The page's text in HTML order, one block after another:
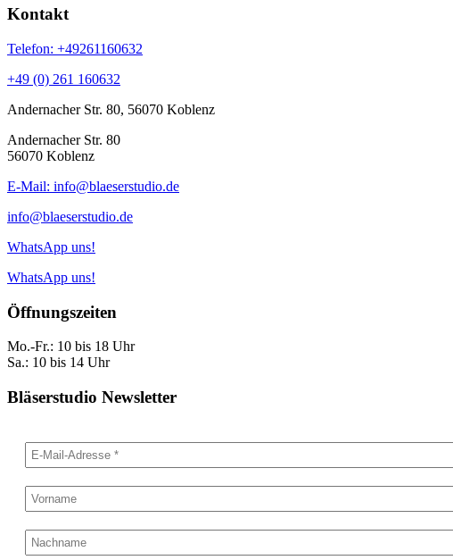
Kontakt
Telefon: +49261160632
+49 (0) 261 160632
Andernacher Str. 80, 56070 Koblenz
Andernacher Str. 80
56070 Koblenz
E-Mail: info@blaeserstudio.de
info@blaeserstudio.de
WhatsApp uns!
WhatsApp uns!
Öffnungszeiten
Mo.-Fr.: 10 bis 18 Uhr
Sa.: 10 bis 14 Uhr
Bläserstudio Newsletter